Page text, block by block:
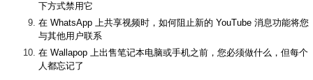
下方式禁用它
在 WhatsApp 上共享视频时，如何阻止新的 YouTube 消息功能将您
与其他用户联系
在 Wallapop 上出售笔记本电脑或手机之前，您必须做什么，但每个
人都忘记了